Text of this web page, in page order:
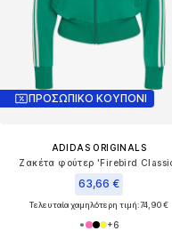
ΠΡΟΣΩΠΙΚΟ ΚΟΥΠΟΝΙ
ADIDAS ORIGINALS
Ζακέτα φούτερ 'Firebird
63,66 €
Τελευταία χαμηλότερη τιμή:74,90 €
+6